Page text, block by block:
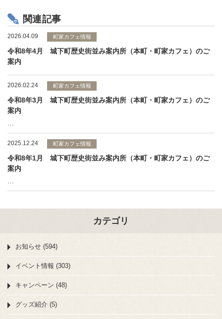
関連記事
2026.04.09 町家カフェ情報
令和8年4月 城下町歴史街並み案内所（本町・町家カフェ）のご
案内
2026.02.24 町家カフェ情報
令和8年3月 城下町歴史街並み案内所（本町・町家カフェ）のご
案内
2025.12.24 町家カフェ情報
令和8年1月 城下町歴史街並み案内所（本町・町家カフェ）のご
案内
カテゴリ
お知らせ (594)
イベント情報 (303)
キャンペーン (48)
グッズ紹介 (5)